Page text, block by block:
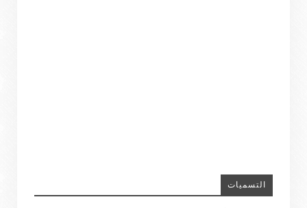
التسميات